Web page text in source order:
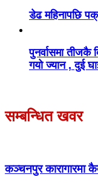
डेढ महिनापछि
पुनर्वासमा तीजकै
गयो ज्यान , दुई
सम्बन्धित खवर
कञ्चनपुर कारागारमा